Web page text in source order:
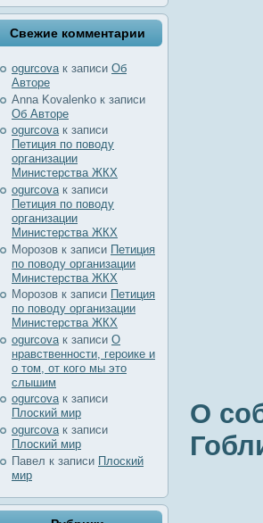
Свежие комментарии
ogurcovaк записи Об
Авторе
Anna Kovalenko к записи
Об Авторе
ogurcovaк записи
Петиция по поводу
организации
Министерства ЖКХ
ogurcova к записи
Петиция по поводу
организации
Министерства ЖКХ
Морозов к записи Петиция
по поводу организации
Министерства ЖКХ
Морозов к записи Петиция
по поводу организации
Министерства ЖКХ
ogurcova к записи О
нравственности, героике и
о том, от кого мы это
слышим
ogurcovaк записи
Плоский мир
ogurcova к записи
Плоский мир
Павел к записи Плоский
мир
О